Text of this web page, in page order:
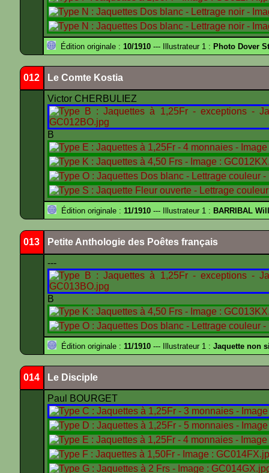
Édition originale : 10/1910 --- Illustrateur 1 : Photo Dover
012 Le Comte Kostia
Victor CHERBULIEZ
B
Édition originale : 11/1910 --- Illustrateur 1 : BARRIBAL
013 Petite Anthologie des Poêtes français
---
B
Édition originale : 11/1910 --- Illustrateur 1 : Jaquette non
014 Le Disciple
Paul BOURGET